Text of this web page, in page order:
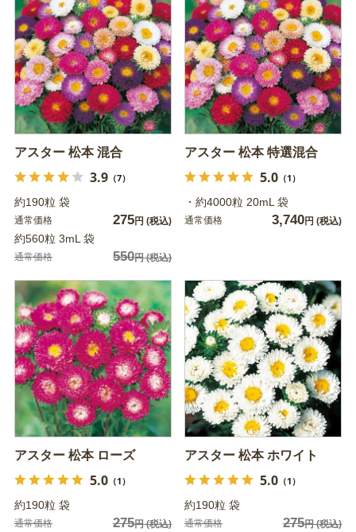
アスター 松本 混合
3.9（7）
約190粒 袋
通常価格 275円 (税込)
約560粒 3mL 袋
通常価格 550円(税込)
アスター 松本 特選混合
5.0（1）
・約4000粒 20mL 袋
通常価格 3,740円 (税込)
アスター 松本 ローズ
5.0（1）
約190粒 袋
通常価格 275円(税込)
アスター 松本 ホワイト
5.0（1）
約190粒 袋
通常価格 275円(税込)